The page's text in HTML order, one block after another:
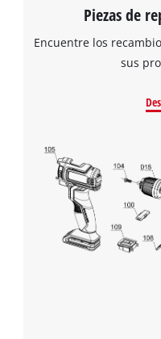
This
to
Piezas de
Encuentre los
sus